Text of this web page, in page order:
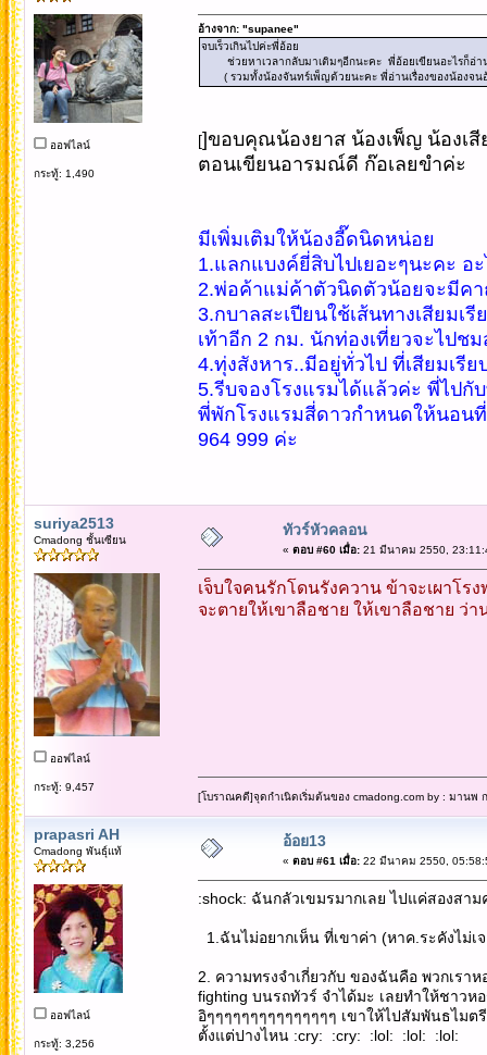
ออฟไลน์
กระทู้: 1,490
อ้างจาก: "supanee"
จบเร็วเกินไปค่ะพี่อ้อย
ช่วยหาเวลากลับมาเติมๆอีกนะคะ พี่อ้อยเขียนอะไรก็อ่า
( รวมทั้งน้องจันทร์เพ็ญด้วยนะคะ พี่อ่านเรื่องของน้องจน
[]ขอบคุณน้องยาส น้องเพ็ญ น้องเ
ตอนเขียนอารมณ์ดี ก๊อเลยขำค่ะ
มีเพิ่มเติมให้น้องอี๊ดนิดหน่อย
1.แลกแบงค์ยี่สิบไปเยอะๆนะคะ อ
2.พ่อค้าแม่ค้าตัวนิดตัวน้อยจะมีคา
3.กบาลสะเปียนใช้เส้นทางเสียมเ
เท้าอีก 2 กม. นักท่องเที่ยวจะไป
4.ทุ่งสังหาร..มีอยู่ทั่วไป ที่เสียมเรี
5.รีบจองโรงแรมได้แล้วค่ะ พี่ไป
พี่พักโรงแรมสี่ดาวกำหนดให้นอนที่
964 999 ค่ะ
suriya2513
Cmadong ชั้นเซียน
ออฟไลน์
กระทู้: 9,457
ทัวร์หัวคลอน
« ตอบ #60 เมื่อ:21 มีนาคม 2550,
เจ็บใจคนรักโดนรังควาน ข้าจะเผาโร
จะตายให้เขาลือชาย ให้เขาลือชาย ว่
[โบราณคดี]จุดกำเนิดเริ่มต้นของ cmadong.com by : มานพ
prapasri AH
Cmadong พันธุ์แท้
ออฟไลน์
กระทู้: 3,256
อ้อย13
« ตอบ #61 เมื่อ:22 มีนาคม 2550,
:shock: ฉันกลัวเขมรมากเลย ไปแค่สองสาม
1.ฉันไม่อยากเห็น ที่เขาค่า (หาค.ระคังไม่
2. ความทรงจำเกี่ยวกับ ของฉันคือ พวกเรา
fighting บนรถทัวร์ จำได้มะ เลยทำให้ชาว
อิๆๆๆๆๆๆๆๆๆๆๆๆๆๆๆ เขาให้ไปสัมพันธไม
ตั้งแต่ปางไหน :cry: :cry: :lol: :lol: :lol: